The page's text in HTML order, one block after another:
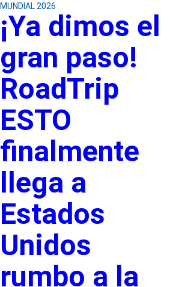
MUNDIAL 2026
¡Ya dimos el
gran paso!
RoadTrip
ESTO
finalmente
llega a
Estados
Unidos
rumbo a la